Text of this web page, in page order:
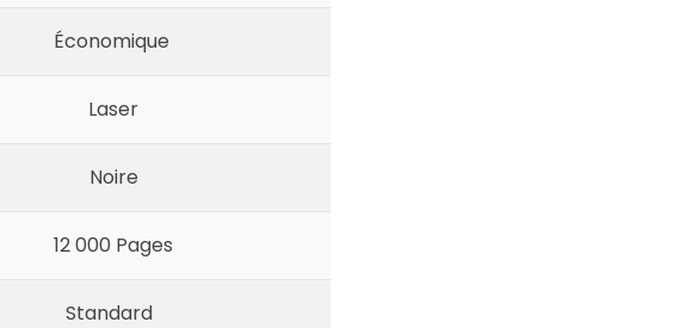
Économique
Laser
Noire
12 000 Pages
Standard